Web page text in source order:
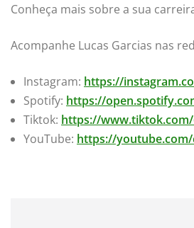
Conheça mais sobre a sua
Acompanhe Lucas Garcias nas
Instagram: https://
Spotify: https://
Tiktok: https://
YouTube: https://youtube.com/